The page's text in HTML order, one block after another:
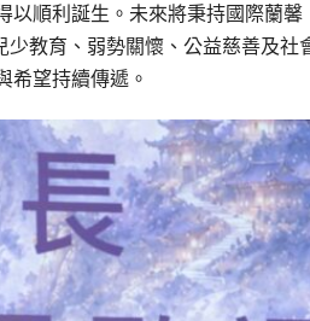
以順利誕生。未來將秉持國際蘭馨
教育、弱勢關懷、公益慈善及社
希望持續傳遞。